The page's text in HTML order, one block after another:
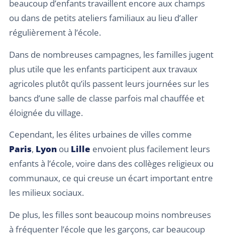
beaucoup d’enfants travaillent encore aux champs
ou dans de petits ateliers familiaux au lieu d’aller
régulièrement à l’école.
Dans de nombreuses campagnes, les familles jugent
plus utile que les enfants participent aux travaux
agricoles plutôt qu’ils passent leurs journées sur les
bancs d’une salle de classe parfois mal chauffée et
éloignée du village.
Cependant, les élites urbaines de villes comme
Paris, Lyon ou Lille envoient plus facilement leurs
enfants à l’école, voire dans des collèges religieux ou
communaux, ce qui creuse un écart important entre
les milieux sociaux.
De plus, les filles sont beaucoup moins nombreuses
à fréquenter l’école que les garçons, car beaucoup